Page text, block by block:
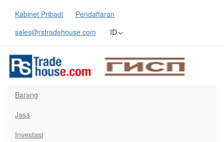
Kabinet Pribadi
Pendaftaran
sales@rstradehouse.com
ID
Barang
Jasa
Investasi